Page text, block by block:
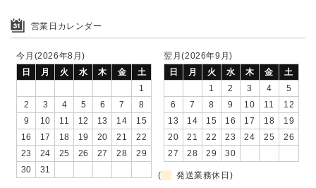
営業日カレンダー
今月(2026年8月)
日
月 火 水 木 金
土
1
2
3 4 5 6 7
8
9
10 11 12 13 14
15
16
17 18 19 20 21
22
23
24 25 26 27 28
29
30
31
翌月(2026年9月)
日
月 火 水 木 金
土
1
2 3 4
5
6
7 8 9 10 11
12
13
14 15 16 17 18
19
20
21 22 23 24 25
26
27
28 29 30
( 発送業務休日)